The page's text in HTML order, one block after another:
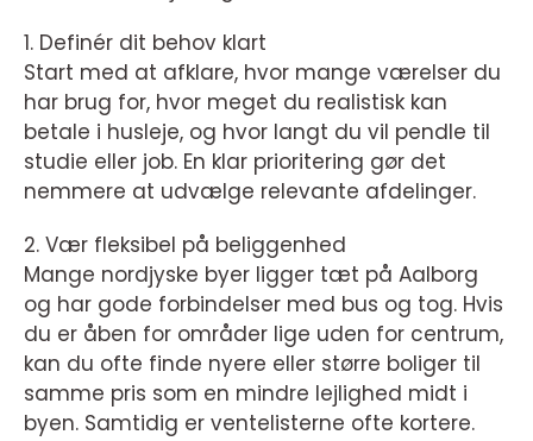
1. Definér dit behov klart
Start med at afklare, hvor mange værelser du
har brug for, hvor meget du realistisk kan
betale i husleje, og hvor langt du vil pendle til
studie eller job. En klar prioritering gør det
nemmere at udvælge relevante afdelinger.
2. Vær fleksibel på beliggenhed
Mange nordjyske byer ligger tæt på Aalborg
og har gode forbindelser med bus og tog. Hvis
du er åben for områder lige uden for centrum,
kan du ofte finde nyere eller større boliger til
samme pris som en mindre lejlighed midt i
byen. Samtidig er ventelisterne ofte kortere.